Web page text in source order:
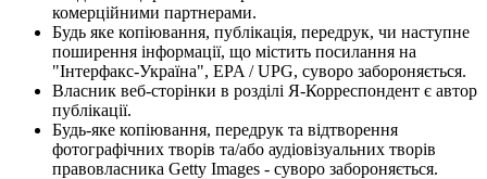
комерційними партнерами.
Будь яке копіювання, публікація, передрук, чи наступне
поширення інформації, що містить посилання на
"Інтерфакс-Україна", EPA / UPG, суворо забороняється.
Власник веб-сторінки в розділі Я-Корреспондент є автор
публікації.
Будь-яке копіювання, передрук та відтворення
фотографічних творів та/або аудіовізуальних творів
правовласника Getty Images - суворо забороняється.